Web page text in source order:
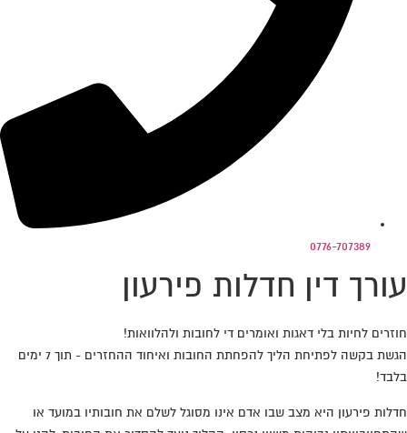
0776-707389
עורך דין חדלות פירעון
חוזרים לחיות בלי דאגות ואומרים די לחובות ולהלוואות!
הגשת בקשה לפתיחת הליך להפחתת החובות ואיחוד ההחזרים - תוך 7 ימים
בלבד!
חדלות פירעון היא מצב שבו אדם אינו מסוגל לשלם את חובותיו במועד או